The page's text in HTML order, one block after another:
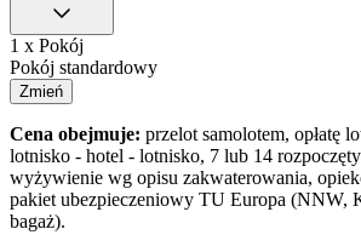
1 x Pokój
Pokój standardowy
Zmień
Cena obejmuje: przelot samolotem, opłatę
lotnisko - hotel - lotnisko, 7 lub 14
wyżywienie wg opisu zakwaterowania,
pakiet ubezpieczeniowy TU Europa (NNW,
bagaż).